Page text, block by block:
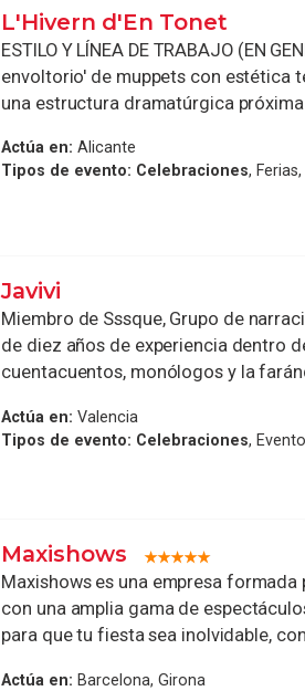
L'Hivern d'En Tonet
ESTILO Y LÍNEA DE TRABAJO (EN
envoltorio' de muppets con estética
una estructura dramatúrgica
Actúa en: Alicante
Tipos de evento: Celebraciones,
Javivi
Miembro de Sssque, Grupo de
de diez años de experiencia dentro
cuentacuentos, monólogos y la
Actúa en: Valencia
Tipos de evento: Celebraciones,
Maxishows
Maxishows es una empresa
con una amplia gama de
para que tu fiesta sea inolvidable,
Actúa en: Barcelona, Girona